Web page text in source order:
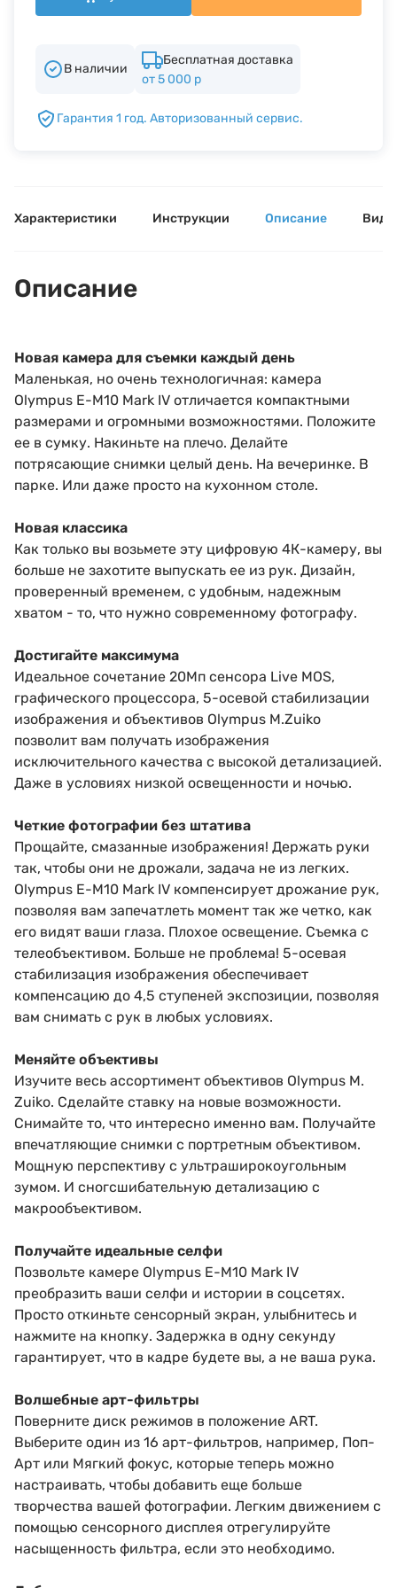
Б/У фототехника (Комиссионные товары)
В наличии
Бесплатная доставка
от 5 000 р
Гарантия 1 год. Авторизованный сервис.
Характеристики Инструкции Описание
Описание
Новая камера для съемки каждый день
Маленькая, но очень технологичная: камера
Olympus E-M10 Mark IV отличается компактными
размерами и огромными возможностями. Положите
ее в сумку. Накиньте на плечо. Делайте
потрясающие снимки целый день. На вечеринке. В
парке. Или даже просто на кухонном столе.
Новая классика
Как только вы возьмете эту цифровую 4К-камеру, вы
больше не захотите выпускать ее из рук. Дизайн,
проверенный временем, с удобным, надежным
хватом - то, что нужно современному фотографу.
Достигайте максимума
Идеальное сочетание 20Mп сенсора Live MOS,
графического процессора, 5-осевой стабилизации
изображения и объективов Olympus M.Zuiko
позволит вам получать изображения
исключительного качества с высокой детализацией.
Даже в условиях низкой освещенности и ночью.
Четкие фотографии без штатива
Прощайте, смазанные изображения! Держать руки
так, чтобы они не дрожали, задача не из легких.
Olympus E-M10 Mark IV компенсирует дрожание рук,
позволяя вам запечатлеть момент так же четко, как
его видят ваши глаза. Плохое освещение. Съемка с
телеобъективом. Больше не проблема! 5-осевая
стабилизация изображения обеспечивает
компенсацию до 4,5 ступеней экспозиции, позволяя
вам снимать с рук в любых условиях.
Меняйте объективы
Изучите весь ассортимент объективов Olympus M.
Zuiko. Сделайте ставку на новые возможности.
Снимайте то, что интересно именно вам. Получайте
впечатляющие снимки с портретным объективом.
Мощную перспективу с ультраширокоугольным
зумом. И сногсшибательную детализацию с
макрообъективом.
Получайте идеальные селфи
Позвольте камере Olympus E-M10 Mark IV
преобразить ваши селфи и истории в соцсетях.
Просто откиньте сенсорный экран, улыбнитесь и
нажмите на кнопку. Задержка в одну секунду
гарантирует, что в кадре будете вы, а не ваша рука.
Волшебные арт-фильтры
Поверните диск режимов в положение ART.
Выберите один из 16 арт-фильтров, например, Поп-
Арт или Мягкий фокус, которые теперь можно
настраивать, чтобы добавить еще больше
творчества вашей фотографии. Легким движением с
помощью сенсорного дисплея отрегулируйте
насыщенность фильтра, если это необходимо.